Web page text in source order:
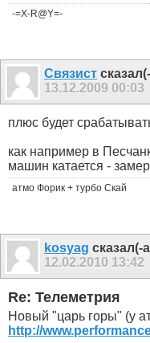
-=X-R@Y=-
Связист
13.12.2009 00:03
плюс будет
как например в
машин катается -
атмо Форик + турбо Скай
kosyag сказал(-
12.02.2010 13:42
Re: Телеметрия
Новый "царь горы" (у
http://